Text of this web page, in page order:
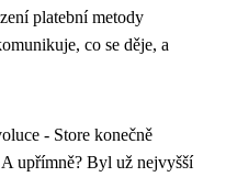
platební metody
co se děje, a
- Store konečně
upřímně? Byl už nejvyšší